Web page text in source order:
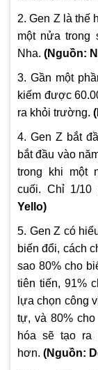
2. Gen Z là thế
một nửa trong
Nha. (Nguồn:
3. Gần một
kiếm được
ra khỏi trường. (
4. Gen Z bắt
bắt đầu vào
trong khi một
cuối. Chỉ 1/
Yello)
5. Gen Z có
biến đổi, cách
sao 80% cho
tiên tiến, 91%
lựa chọn công
tự, và 80%
hóa sẽ tạo ra
hơn. (Nguồn: